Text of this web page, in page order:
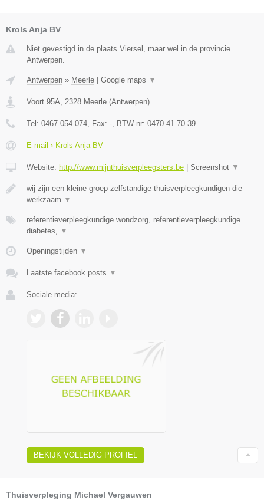
Krols Anja BV
Niet gevestigd in de plaats Viersel, maar wel in de provincie
Antwerpen.
Antwerpen » Meerle Google maps ▼
Voort 95A 2328 Meerle (Antwerpen)
Tel: 0467 054 074 , Fax: - , BTW-nr: 0470 41 70 39
E-mail › Krols Anja BV
Website: http://www.mijnthuisverpleegsters.be Screenshot ▼
wij zijn een kleine groep zelfstandige thuisverpleegkundigen die
werkzaam ▼
referentieverpleegkundige wondzorg, referentieverpleegkundige
diabetes,
▼
Openingstijden ▼
Laatste facebook posts ▼
Sociale media:
BEKIJK VOLLEDIG PROFIEL
Thuisverpleging Michael Vergauwen